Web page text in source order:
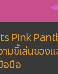
Pink
มขี้เล่นของ
อมือ